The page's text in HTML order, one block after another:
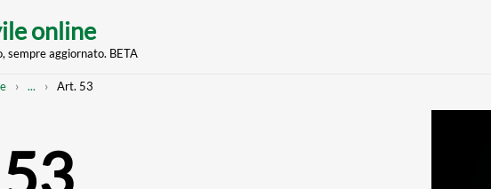
online
sempre aggiornato. BETA
Mostra
... Art. 53